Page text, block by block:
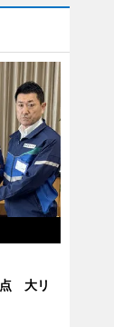
点 大リ